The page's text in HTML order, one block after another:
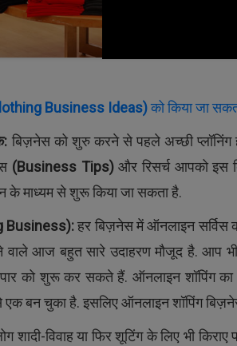
Business Ideas)को किया जा
: बिज़नेस को शुरु करने से पहले अच्छी प्लॉनिंग
(Business Tips)और रिसर्च आपको इस
माध्यम से शुरू किया जा सकता है.
Business):हर बिज़नेस में ऑनलाइन सर्विस
वाले आज बहुत सारे उदाहरण मौजूद है. आप
को शुरू कर सकते हैं. ऑनलाइन शॉपिंग
एक बन चुका है. इसलिए ऑनलाइन शॉपिंग
शादी-विवाह या फिर शूटिंग के लिए भी